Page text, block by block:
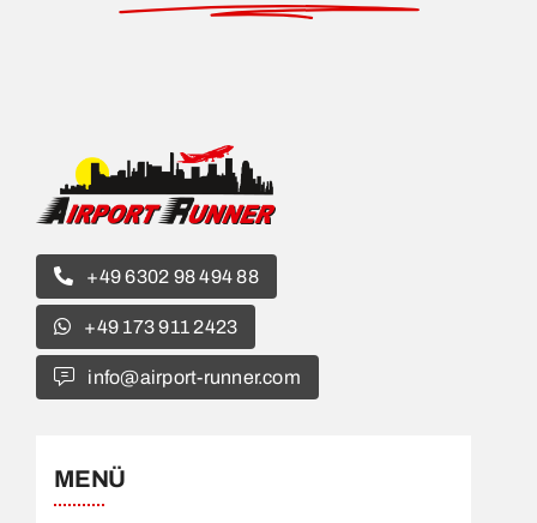
+49 6302 98 494 88
+49 173 911 2423
info@airport-runner.com
MENÜ